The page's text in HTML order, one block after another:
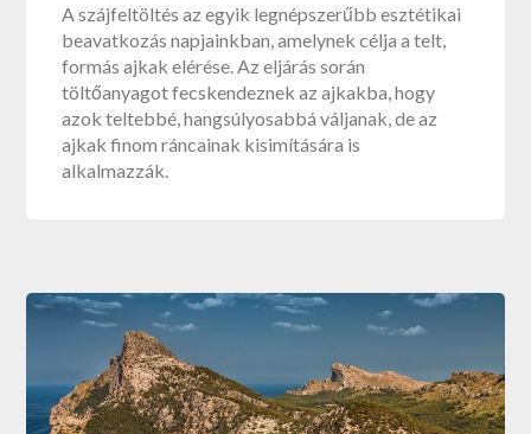
A szájfeltöltés az egyik legnépszerűbb esztétikai
beavatkozás napjainkban, amelynek célja a telt,
formás ajkak elérése. Az eljárás során
töltőanyagot fecskendeznek az ajkakba, hogy
azok teltebbé, hangsúlyosabbá váljanak, de az
ajkak finom ráncainak kisimítására is
alkalmazzák.